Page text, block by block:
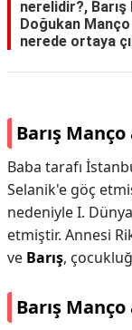
nerelidir?,
Doğukan
nerede ortaya
Barış
Baba tarafı
Selanik'e göç
nedeniyle I.
etmiştir. Annesi
ve Barış,
Barış